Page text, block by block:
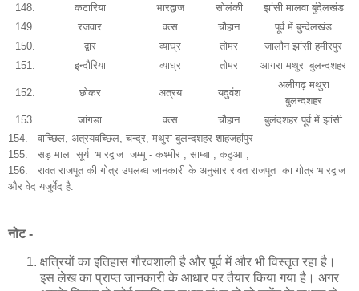
148.
कटारिया भारद्वाज सोलंकी
झांसी मालवा बुंदेलखंड
149.
रजवार वत्स चौहान
पूर्व में बुन्देलखंड
150.
द्वार व्याघ्र तोमर
जालौन झांसी हमीरपुर
151.
इन्दौरिया व्याघ्र तोमर आगरा मथुरा बुलन्दशहर
152. छोकर अत्रय यदुवंश
अलीगढ़ मथुरा
बुलन्दशहर
153.
जांगडा वत्स चौहान
बुलंदशहर पूर्व में झांसी
154. वाच्छिल, अत्रयवच्छिल, चन्द्र, मथुरा बुलन्दशहर शाहजहांपुर
155. सड़ माल सूर्य भारद्वाज जम्मू - कश्मीर , साम्बा , कठुआ ,
156. रावत राजपूत की गोत्र उपलब्ध जानकारी के अनुसार रावत राजपूत का गोत्र भारद्वाज
और वेद यजुर्वेद है.
नोट -
क्षत्रियों का इतिहास गौरवशाली है और पूर्व में और भी विस्तृत रहा है।
इस लेख का प्राप्त जानकारी के आधार पर तैयार किया गया है। अगर